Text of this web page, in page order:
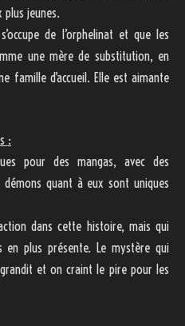
plus jeunes.
de l’orphelinat et que les
une mère de substitution, en
famille d’accueil. Elle est aimante
:
pour des mangas, avec des
quant à eux sont uniques
dans cette histoire, mais qui
plus présente. Le mystère qui
et on craint le pire pour les